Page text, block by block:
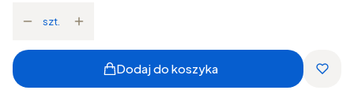
szt.
Dodaj do koszyka